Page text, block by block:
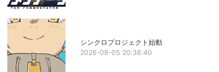
シンクロプロジェクト始動
2026-08-05 20:38:40